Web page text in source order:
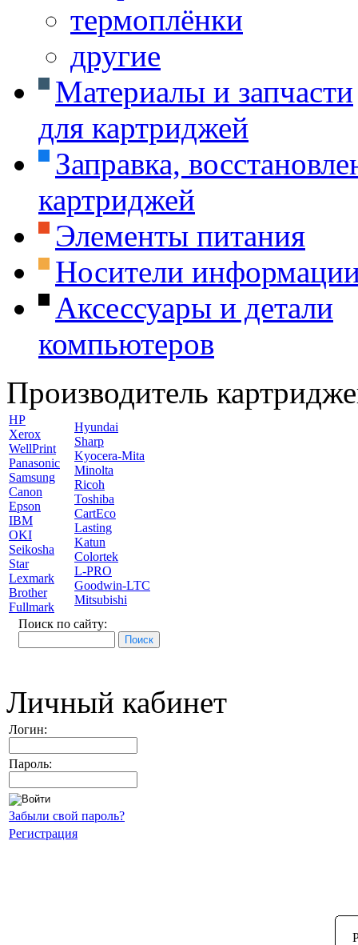
термоплёнки
другие
Материалы и запчасти
для картриджей
Заправка,
картриджей
Элементы питания
Носители
Аксессуары и детали
компьютеров
Производитель
HP
Xerox
WellPrint
Panasonic
Samsung
Canon
Epson
IBM
OKI
Seikosha
Star
Lexmark
Brother
Fullmark
Hyundai
Sharp
Kyocera-Mita
Minolta
Ricoh
Toshiba
CartEco
Lasting
Katun
Colortek
L-PRO
Goodwin-LTC
Mitsubishi
Поиск по сайту:
Личный кабинет
Логин:
Пароль:
Забыли свой пароль?
Регистрация